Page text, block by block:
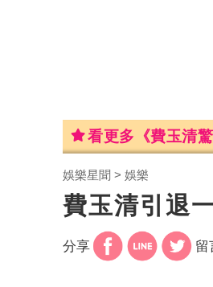
看更多《費玉清
娛樂星聞 娛樂
費玉清引退
分享 留